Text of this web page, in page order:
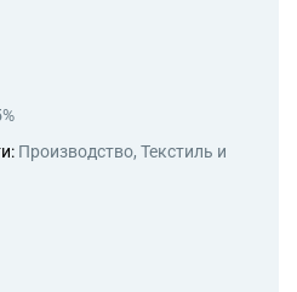
Производство, Текстиль и